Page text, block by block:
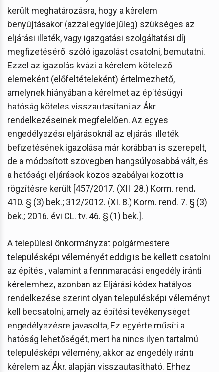
került meghatározásra, hogy a kérelem
benyújtásakor (azzal egyidejűleg) szükséges az
eljárási illeték, vagy igazgatási szolgáltatási díj
megfizetéséről szóló igazolást csatolni, bemutatni.
Ezzel az igazolás kvázi a kérelem kötelező
elemeként (előfeltételeként) értelmezhető,
amelynek hiányában a kérelmet az építésügyi
hatóság köteles visszautasítani az Ákr.
rendelkezéseinek megfelelően. Az egyes
engedélyezési eljárásoknál az eljárási illeték
befizetésének igazolása már korábban is szerepelt,
de a módosított szövegben hangsúlyosabbá vált, és
a hatósági eljárások közös szabályai között is
rögzítésre került [457/2017. (XII. 28.) Korm. rend.
410. § (3) bek.; 312/2012. (XI. 8.) Korm. rend. 7. § (3)
bek.; 2016. évi CL. tv. 46. § (1) bek.].
A települési önkormányzat polgármestere
településképi véleményét eddig is be kellett csatolni
az építési, valamint a fennmaradási engedély iránti
kérelemhez, azonban az Eljárási kódex hatályos
rendelkezése szerint olyan településképi véleményt
kell becsatolni, amely az építési tevékenységet
engedélyezésre javasolta, Ez egyértelműsíti a
hatóság lehetőségét, mert ha nincs ilyen tartalmú
településképi vélemény, akkor az engedély iránti
kérelem az Ákr. alapján visszautasítható. Ehhez